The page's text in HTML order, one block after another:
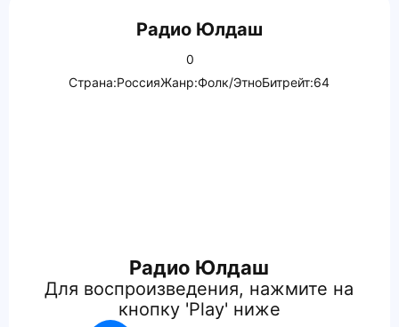
Радио Юлдаш
0
Страна:РоссияЖанр:Фолк/ЭтноБитрейт:64
Радио Юлдаш
Для воспроизведения, нажмите на
кнопку 'Play' ниже